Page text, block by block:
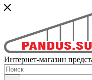
Интернет-магазин